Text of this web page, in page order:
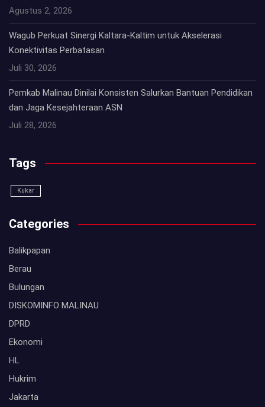
Agustus 2, 2026
Wagub Perkuat Sinergi Kaltara-Kaltim untuk Akselerasi
Konektivitas Perbatasan
Juli 30, 2026
Pemkab Malinau Dinilai Konsisten Salurkan Bantuan Pendidikan
dan Jaga Kesejahteraan ASN
Juli 28, 2026
Tags
Kukar
Categories
Balikpapan
Berau
Bulungan
DISKOMINFO MALINAU
DPRD
Ekonomi
HL
Hukrim
Jakarta